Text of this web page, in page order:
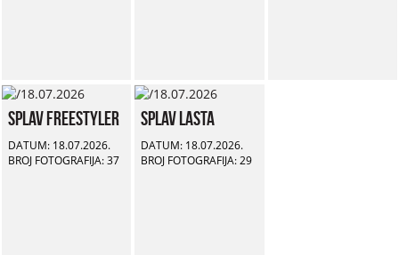
Splav Freestyler
DATUM: 18.07.2026.
BROJ FOTOGRAFIJA: 37
Splav Lasta
DATUM: 18.07.2026.
BROJ FOTOGRAFIJA: 29